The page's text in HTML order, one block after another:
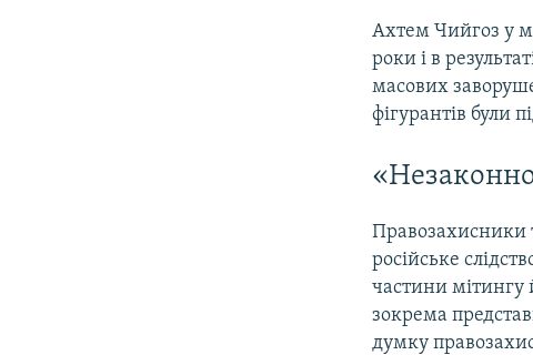
Ахтем Чийгоз у
роки і в
масових
фігурантів були
Правозахисники
російське
частини мітингу
зокрема
думку